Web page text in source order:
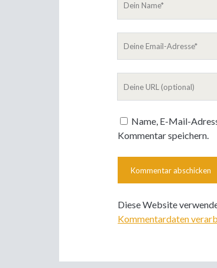
Name, E-Mail-
Kommentar speichern.
Diese Website
Kommentardaten